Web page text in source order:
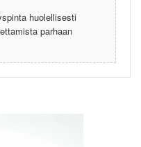
huolellisesti
parhaan